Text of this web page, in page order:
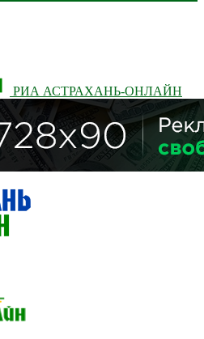
РИА АСТРАХАНЬ-ОНЛАЙН